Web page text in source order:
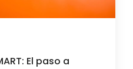
El paso a